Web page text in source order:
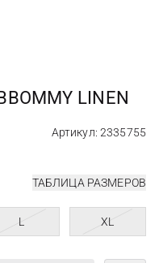
LINEN
Артикул: 2335755
ТАБЛИЦА РАЗМЕРОВ
L XL